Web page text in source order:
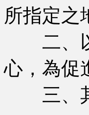
所指定之
二、以
心，為促
三、其